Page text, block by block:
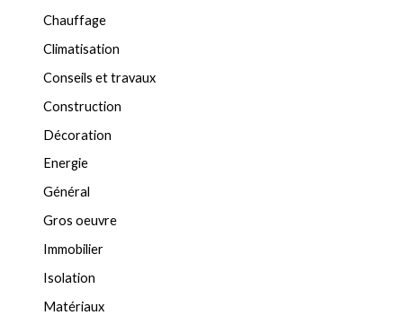
Chauffage
Climatisation
Conseils et travaux
Construction
Décoration
Energie
Général
Gros oeuvre
Immobilier
Isolation
Matériaux